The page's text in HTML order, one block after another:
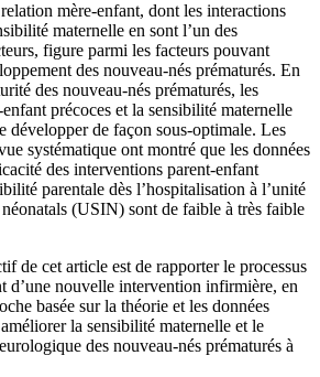
mère-enfant, dont les interactions
maternelle en sont l’un des
figure parmi les facteurs pouvant
des nouveau-nés prématurés. En
des nouveau-nés prématurés, les
précoces et la sensibilité maternelle
développer de façon sous-optimale. Les
systématique ont montré que les données
des interventions parent-enfant
parentale dès l’hospitalisation à l’unité
(USIN) sont de faible à très faible
de cet article est de rapporter le processus
d’une nouvelle intervention infirmière, en
basée sur la théorie et les données
la sensibilité maternelle et le
des nouveau-nés prématurés à